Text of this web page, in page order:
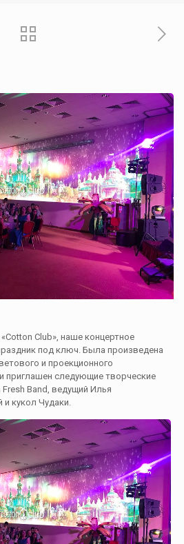
Club», наше концертное
под ключ. Была произведена
и проекционного
приглашен следующие творческие
Band, ведущий Илья
кукол Чудаки.